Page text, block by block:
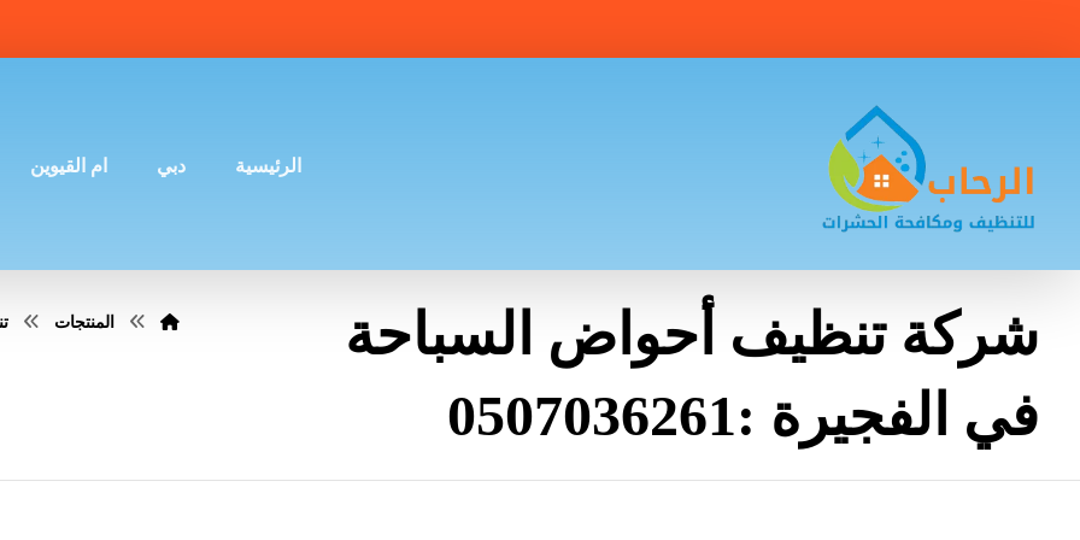
الرئيسية دبي ام القيوين
شركة تنظيف أحواض السباحة
في الفجيرة :0507036261
المنتجات